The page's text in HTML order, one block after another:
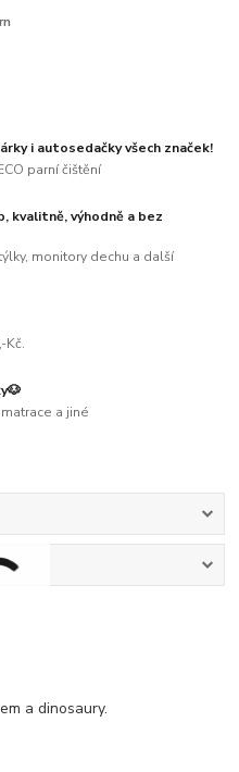
i autosedačky všech značek!
parní čištění
kvalitně, výhodně a bez
monitory dechu a další
Kč.
a jiné
a dinosaury.